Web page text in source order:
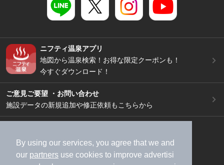
By using our services, you agree that we and
our partners use cookies to improve advertisi
ニフティ温泉アプリ
地図から温泉検索！お得な限定クーポンも！
今すぐダウンロード！
ご意見ご要望 ・お問い合わせ
施設データの新規追加や修正依頼もこちらから
加盟店募集（資料請求）
広告出稿のご案内
利用規約
ライフスタイルMEMBERS+規約